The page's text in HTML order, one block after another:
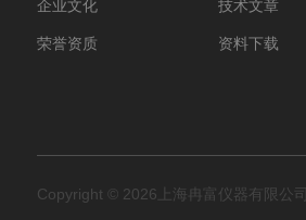
企业文化
荣誉资质
技术文章
资料下载
Copyright © 2026上海冉富仪器有限公